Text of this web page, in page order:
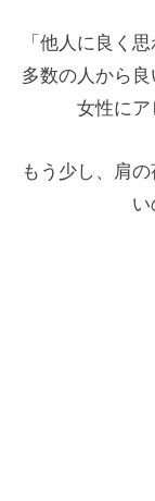
「他人に良く
多数の人から
女性にア
もう少し、肩
い